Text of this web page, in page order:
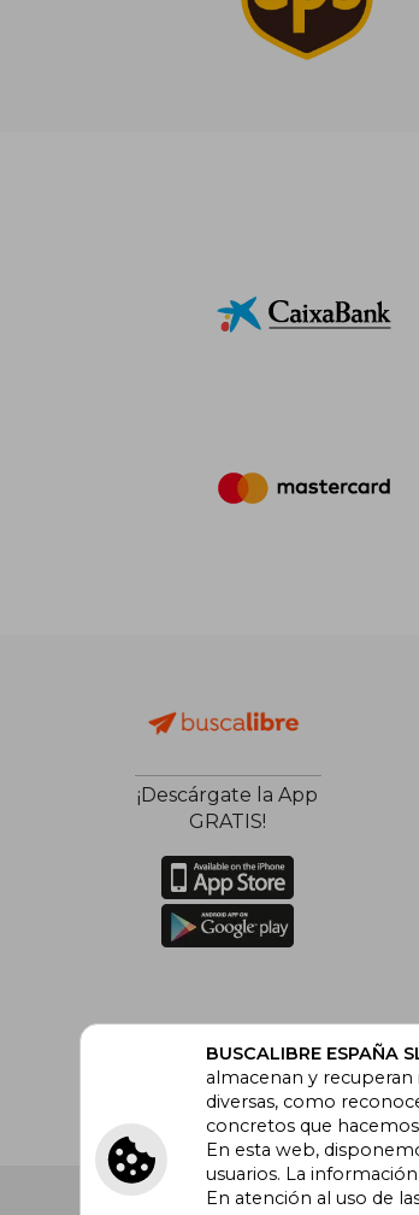
¡Descárgate la App
GRATIS!
Buscalibre España. Calle Energía,
BUSCALIBRE ESPAÑA
almacenan y
diversas, como
concretos que
En esta web,
usuarios. La
En atención al uso de